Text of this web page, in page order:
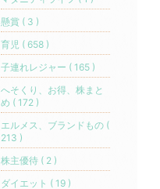
懸賞 ( 3 )
育児 ( 658 )
子連れレジャー ( 165 )
へそくり、お得、株まと
め ( 172 )
エルメス、ブランドもの (
213 )
株主優待 ( 2 )
ダイエット ( 19 )